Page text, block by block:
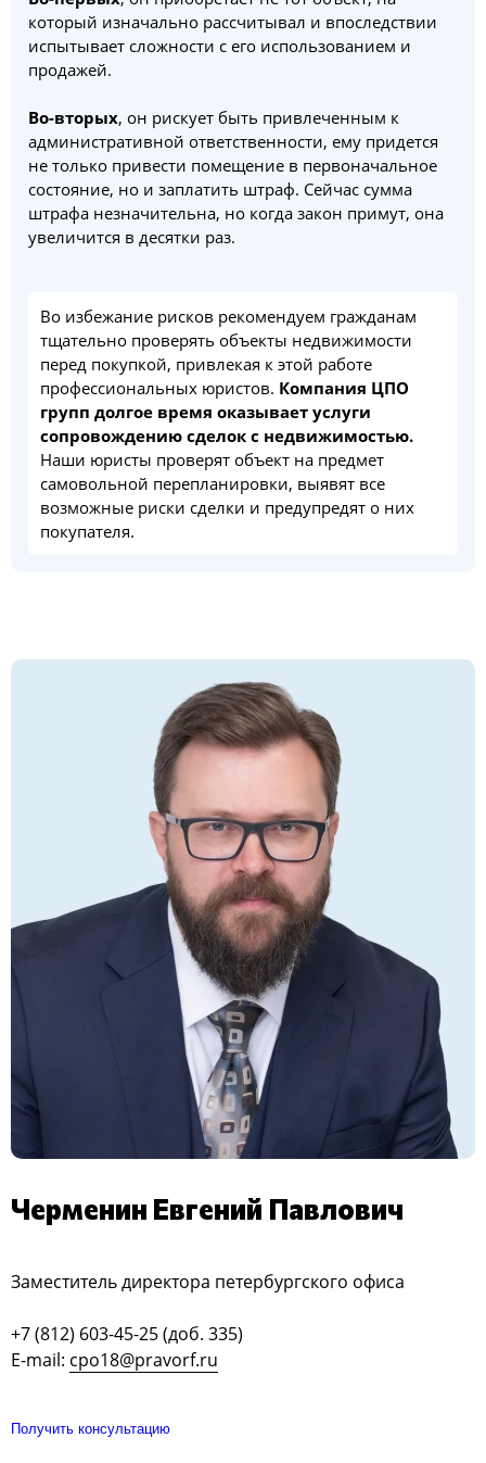
который изначально рассчитывал и впоследствии
испытывает сложности с его использованием и
продажей.
Во-вторых, он рискует быть привлеченным к
административной ответственности, ему придется
не только привести помещение в первоначальное
состояние, но и заплатить штраф. Сейчас сумма
штрафа незначительна, но когда закон примут, она
увеличится в десятки раз.
Во избежание рисков рекомендуем гражданам
тщательно проверять объекты недвижимости
перед покупкой, привлекая к этой работе
профессиональных юристов. Компания ЦПО
групп долгое время оказывает услуги
сопровождению сделок с недвижимостью.
Наши юристы проверят объект на предмет
самовольной перепланировки, выявят все
возможные риски сделки и предупредят о них
покупателя.
Черменин Евгений Павлович
Заместитель директора петербургского офиса
+7 (812) 603-45-25 (доб. 335)
E-mail: cpo18@pravorf.ru
Получить консультацию